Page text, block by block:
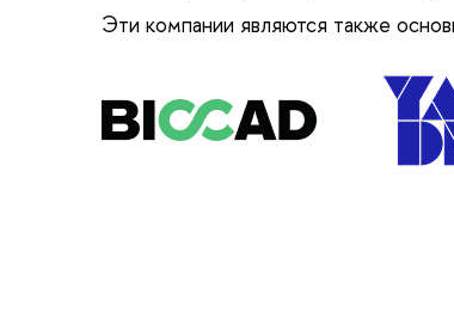
Эти компании являются также